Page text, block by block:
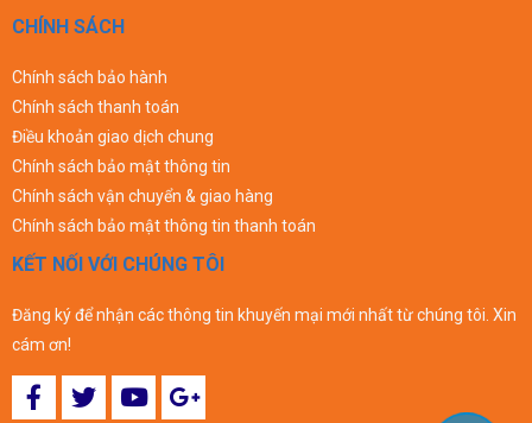
CHÍNH SÁCH
Chính sách bảo hành
Chính sách thanh toán
Điều khoản giao dịch chung
Chính sách bảo mật thông tin
Chính sách vận chuyển & giao hàng
Chính sách bảo mật thông tin thanh toán
KẾT NỐI VỚI CHÚNG TÔI
Đăng ký để nhận các thông tin khuyến mại mới nhất từ chúng tôi. Xin
cám ơn!